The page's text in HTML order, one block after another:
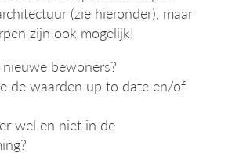
(zie hieronder), maar
zijn ook mogelijk!
bewoners?
de waarden up to date en/of
wel en niet in de